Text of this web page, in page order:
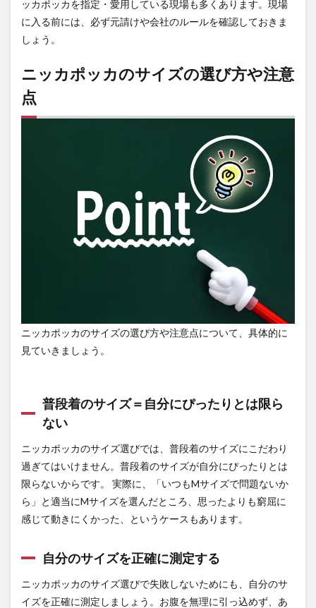
でチ
ェッ
クし
5
ら
【作
専門
ッカポッカを指定・愛用している現場も多くあります。現場
に入る前には、必ず元請けや会社のルールを確認しておきま
しょう。
ニッカポッカのサイズの選び方や注意
点
ニッカポッカのサイズの選び方や注意点について、具体的に
見ていきましょう。
普段着のサイズ＝自分にぴったりとは限ら
ない
ニッカポッカのサイズ選びでは、普段着のサイズにこだわり
過ぎてはいけません。普段着のサイズが自分にぴったりとは
限らないからです。 実際に、「いつもMサイズで問題ないか
ら」と適当にMサイズを選んだところ、思ったよりも窮屈に
感じて動きにくかった、というケースもあります。
自分のサイズを正確に測定する
ニッカポッカのサイズ選びで失敗しないためにも、自分のサ
イズを正確に測定しましょう。お腹を無理に引っ込めず、あ